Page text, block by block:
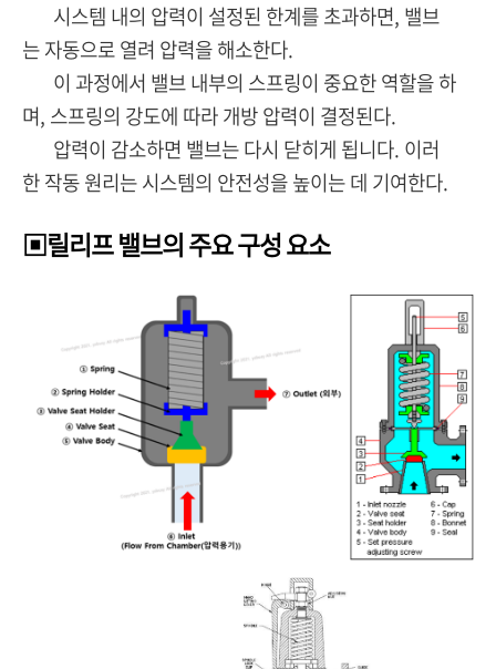
시스템 내의 압력이 설정된 한계를 초과하면, 밸브
는 자동으로 열려 압력을 해소한다.
이 과정에서 밸브 내부의 스프링이 중요한 역할을 하
며, 스프링의 강도에 따라 개방 압력이 결정된다.
압력이 감소하면 밸브는 다시 닫히게 됩니다. 이러
한 작동 원리는 시스템의 안전성을 높이는 데 기여한다.
▣릴리프 밸브의 주요 구성 요소